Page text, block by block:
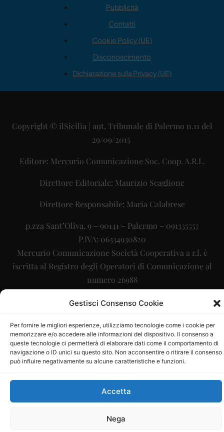
Gestisci Consenso Cookie
Per fornire le migliori esperienze, utilizziamo tecnologie come i cookie per
memorizzare e/o accedere alle informazioni del dispositivo. Il consenso a
queste tecnologie ci permetterà di elaborare dati come il comportamento di
navigazione o ID unici su questo sito. Non acconsentire o ritirare il consenso
può influire negativamente su alcune caratteristiche e funzioni.
Accetta
Nega
Pubblicità
Contatti
Cookie Policy (UE)
Disconoscimento
Dichiarazione sulla Privacy (UE)
Copyright © ilSicilia | aut. Tribunale di Palermo n.11 del
29/09/2015
Editore: Mercurio Comunicazione Soc. Coop. A.R.L.
Direttore Editoriale: Maurizio Scaglione
Direttore Responsabile: Maria Calabrese
p.zza Sant’Oliva, 9 – 90141 – Palermo – 091335557
P.IVA: 06334930820
Mercurio Comunicazione Società Cooperativa a r.l. è
iscritta al Registro degli Operatori di Comunicazione al
numero 26988
Sito gestito daLa Digitale srl–info@ladigitale.it